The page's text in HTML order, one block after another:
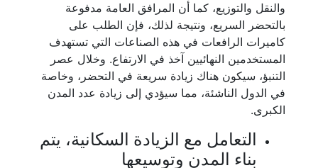
والنقل والتوزيع، كما أن المرافق العامة مدفوعة
بالتحضر السريع، ونتيجة لذلك، فإن الطلب على
كاميرات الرافعات في هذه الصناعات التي تستهدف
المستخدمين النهائيين آخذ في الارتفاع. وخلال عصر
التنبؤ، سيكون هناك زيادة سريعة في التحضر، وخاصة
في الدول الناشئة، مما سيؤدي إلى زيادة عدد المدن
الكبرى.
التعامل مع الزيادة السكانية، يتم
بناء المدن وتوسيعها